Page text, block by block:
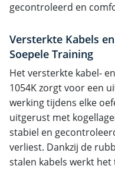
gecontroleerd en
Versterkte Kabels
Soepele Training
Het versterkte kabel-
1054K zorgt voor een
werking tijdens elke
uitgerust met
stabiel en
verliest. Dankzij de
stalen kabels werkt